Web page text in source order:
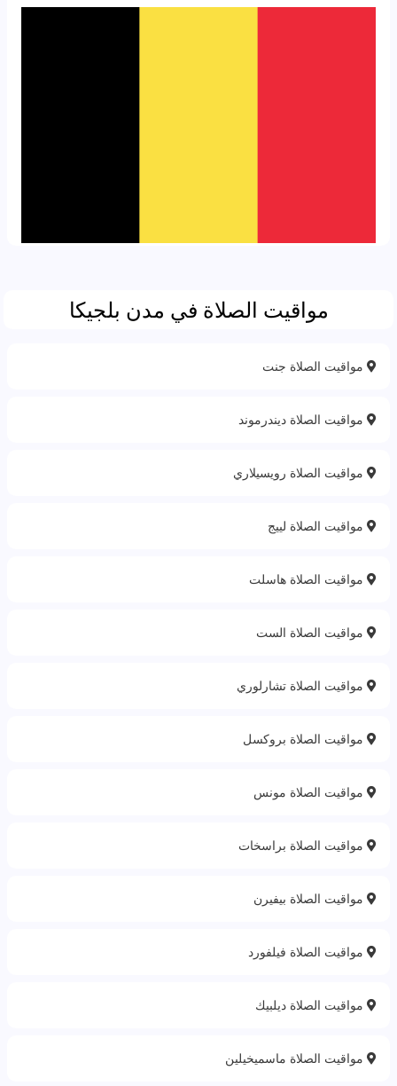
مواقيت الصلاة في مدن بلجيكا
مواقيت الصلاة جنت
مواقيت الصلاة ديندرموند
مواقيت الصلاة رويسيلاري
مواقيت الصلاة لييج
مواقيت الصلاة هاسلت
مواقيت الصلاة الست
مواقيت الصلاة تشارلوري
مواقيت الصلاة بروكسل
مواقيت الصلاة مونس
مواقيت الصلاة براسخات
مواقيت الصلاة بيفيرن
مواقيت الصلاة فيلفورد
مواقيت الصلاة ديلبيك
مواقيت الصلاة ماسميخيلين